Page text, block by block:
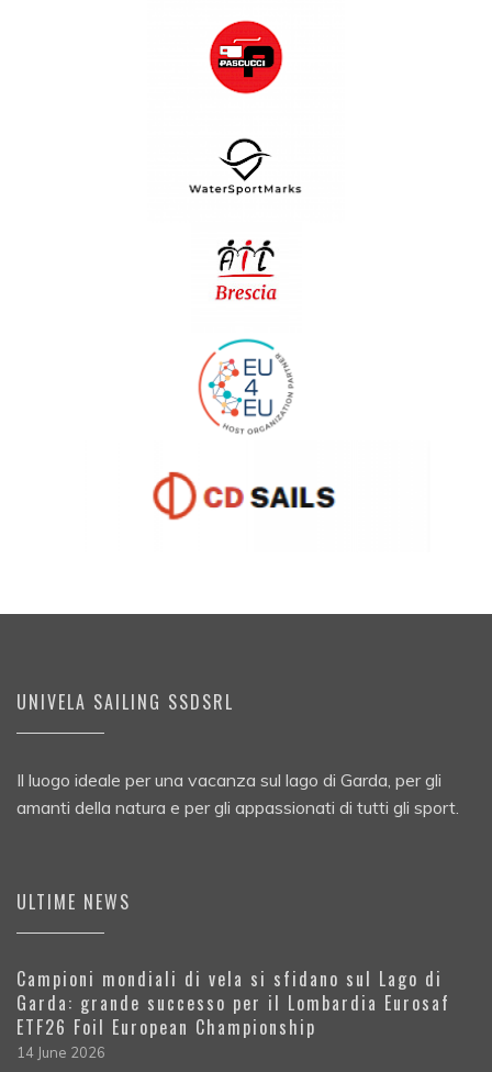
UNIVELA SAILING SSDSRL
Il luogo ideale per una vacanza sul lago di Garda, per gli
amanti della natura e per gli appassionati di tutti gli sport.
ULTIME NEWS
Campioni mondiali di vela si sfidano sul Lago di
Garda: grande successo per il Lombardia Eurosaf
ETF26 Foil European Championship
14 June 2026